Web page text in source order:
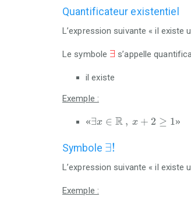
Quantificateur existentiel
L’expression suivante « il existe
Le symbole ∃
∃ s’appelle
il existe
Exemple :
«∃x ∈ R , x + 2 ≥ 1»
∃ ℝ 1»
Symbole ∃!
∃!
L’expression suivante « il existe
Exemple :